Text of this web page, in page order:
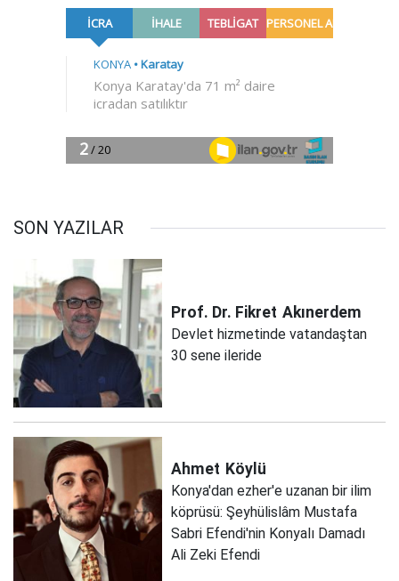
SON YAZILAR
Prof. Dr. Fikret Akınerdem
Devlet hizmetinde vatandaştan
30 sene ileride
Ahmet Köylü
Konya'dan ezher'e uzanan bir ilim
köprüsü: Şeyhülislâm Mustafa
Sabri Efendi'nin Konyalı Damadı
Ali Zeki Efendi